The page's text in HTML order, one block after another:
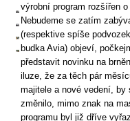
výrobní program rozšířen
Nebudeme se zatím
(respektive spíše
budka Avia) objeví,
představit novinku na
iluze, že za těch pár
majitele a nové vedení, by
změnilo, mimo znak na
programu byl již dříve